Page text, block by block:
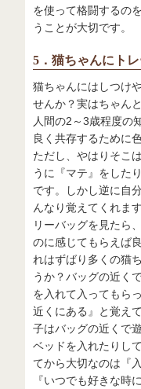
を使って格闘するの
うことが大切です。
5．猫ちゃんにト
猫ちゃんにはしつけ
せんか？実はちゃん
人間の2～3歳程度の
良く共存するために
ただし、やはりそこ
うに『マテ』をした
です。しかし逆に自
んなり覚えてくれま
リーバッグを見たら
のに感じてもらえば
れはずばり多くの猫
うか？バッグの近く
を入れて入ってもら
近くにある』と覚え
子はバッグの近くで
ベッドを入れたりし
てから大切なのは『
『いつでも好きな時